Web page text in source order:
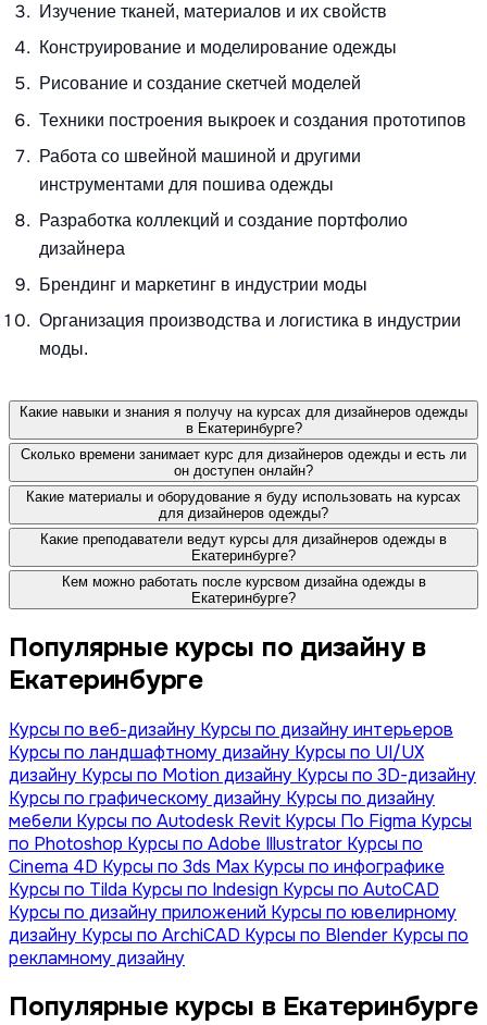
Изучение тканей, материалов и их свойств
Конструирование и моделирование одежды
Рисование и создание скетчей моделей
Техники построения выкроек и создания прототипов
Работа со швейной машиной и другими
инструментами для пошива одежды
Разработка коллекций и создание портфолио
дизайнера
Брендинг и маркетинг в индустрии моды
Организация производства и логистика в индустрии
моды.
Какие навыки и знания я получу на курсах для дизайнеров одежды
в Екатеринбурге?
Сколько времени занимает курс для дизайнеров одежды и есть ли
он доступен онлайн?
Какие материалы и оборудование я буду использовать на курсах
для дизайнеров одежды?
Какие преподаватели ведут курсы для дизайнеров одежды в
Екатеринбурге?
Кем можно работать после курсвом дизайна одежды в
Екатеринбурге?
Популярные курсы по дизайну в
Екатеринбурге
Курсы по веб-дизайну Курсы по дизайну интерьеров
Курсы по ландшафтному дизайну Курсы по UI/UX
дизайну Курсы по Motion дизайну Курсы по 3D-дизайну
Курсы по графическому дизайну Курсы по дизайну
мебели Курсы по Autodesk Revit Курсы По Figma Курсы
по Photoshop Курсы по Adobe Illustrator Курсы по
Сinema 4D Курсы по 3ds Max Курсы по инфографике
Курсы по Tilda Курсы по Indesign Курсы по AutoCAD
Курсы по дизайну приложений Курсы по ювелирному
дизайну Курсы по ArchiCAD Курсы по Blender Курсы по
рекламному дизайну
Популярные курсы в Екатеринбурге